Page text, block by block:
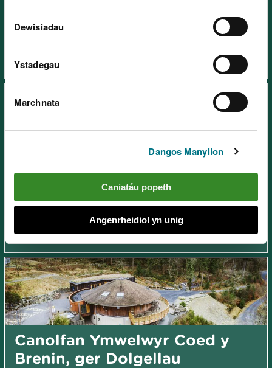
Dewisiadau
Ystadegau
Marchnata
Dangos Manylion
Caniatáu popeth
Angenrheidiol yn unig
ger Blaenau Ffestiniog
Genedlaethol Ceunant
Llennyrch, ger Porthmadog
Canolfan Ymwelwyr Coed y
Brenin, ger Dolgellau